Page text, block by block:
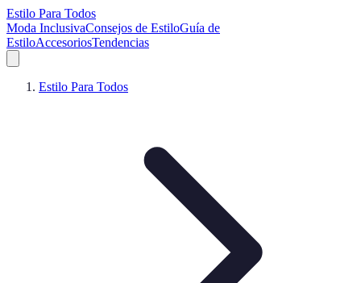
Estilo Para Todos
Moda InclusivaConsejos de EstiloGuía de
EstiloAccesoriosTendencias
Estilo Para Todos